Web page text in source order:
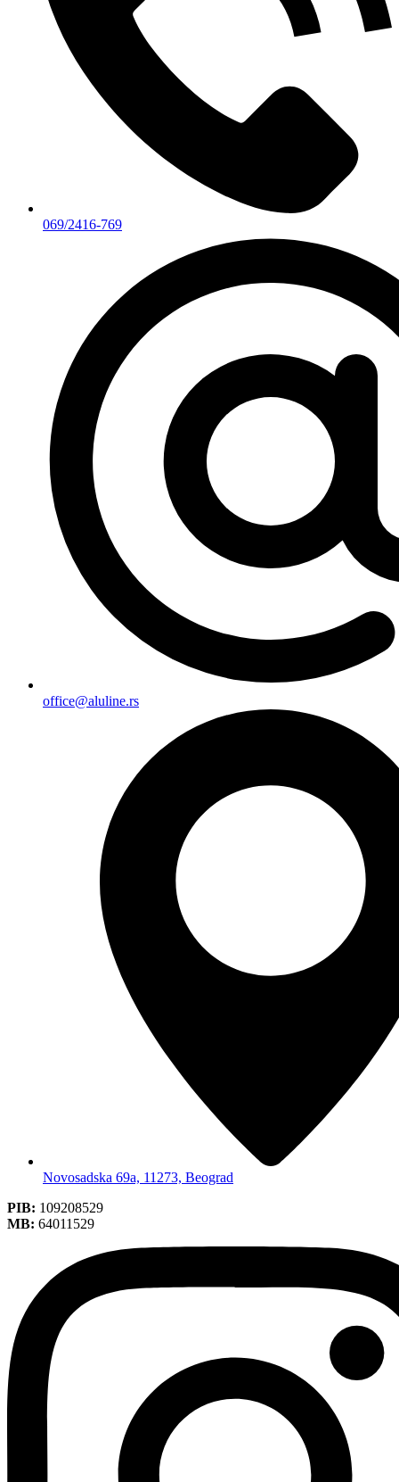
069/2416-769
office@aluline.rs
Novosadska 69a, 11273, Beograd
PIB: 109208529
MB: 64011529